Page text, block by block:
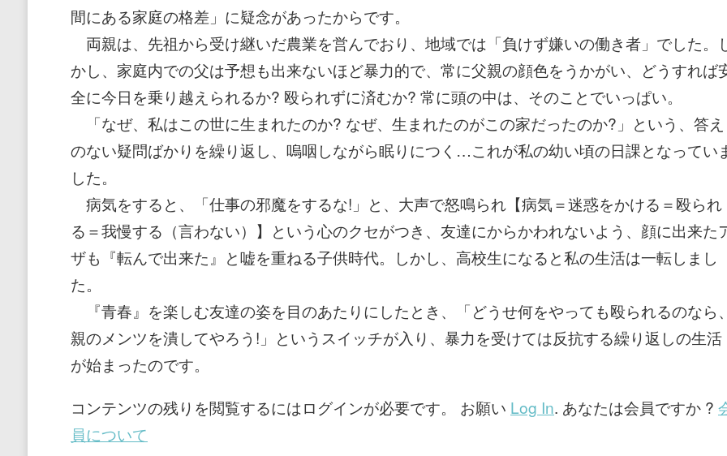
間にある家庭の格差」に疑念があったからです。
両親は、先祖から受け継いだ農業を営んでおり、地域では「負けず嫌いの働き者」でした。
かし、家庭内での父は予想も出来ないほど暴力的で、常に父親の顔色をうかがい、どうすれば
全に今日を乗り越えられるか? 殴られずに済むか? 常に頭の中は、そのことでいっぱい。
「なぜ、私はこの世に生まれたのか? なぜ、生まれたのがこの家だったのか?」という、答え
のない疑問ばかりを繰り返し、嗚咽しながら眠りにつく…これが私の幼い頃の日課となってい
した。
病気をすると、「仕事の邪魔をするな!」と、大声で怒鳴られ【病気＝迷惑をかける＝殴られ
る＝我慢する（言わない）】という心のクセがつき、友達にからかわれないよう、顔に出来た
ザも『転んで出来た』と嘘を重ねる子供時代。しかし、高校生になると私の生活は一転しまし
た。
『青春』を楽しむ友達の姿を目のあたりにしたとき、「どうせ何をやっても殴られるのなら
親のメンツを潰してやろう!」というスイッチが入り、暴力を受けては反抗する繰り返しの生活
が始まったのです。
コンテンツの残りを閲覧するにはログインが必要です。 お願い Log In. あなたは会員ですか ?
員について